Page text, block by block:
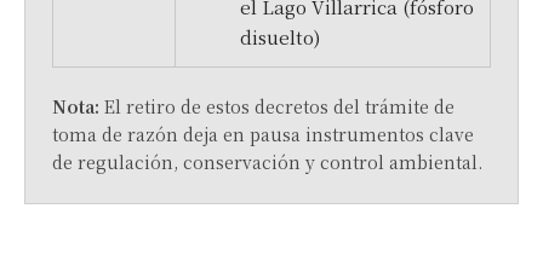
el Lago Villarrica (fósforo
disuelto)
Nota: El retiro de estos decretos del trámite de
toma de razón deja en pausa instrumentos clave
de regulación, conservación y control ambiental.